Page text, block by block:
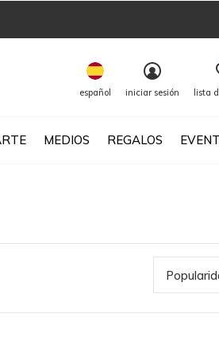
MEDIOS REGALOS
español iniciar sesión lista